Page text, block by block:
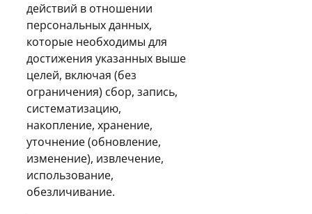
действий в отношении
персональных данных,
которые необходимы для
достижения указанных выше
целей, включая (без
ограничения) сбор, запись,
систематизацию,
накопление, хранение,
уточнение (обновление,
изменение), извлечение,
использование,
обезличивание.